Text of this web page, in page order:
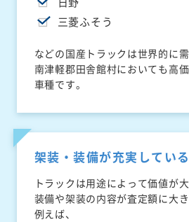
三菱ふそう
などの国産トラックは世界的に
南津軽郡田舎館村においても高
車種です。
架装・装備が充実してい
トラックは用途によって価値が
装備や架装の内容が査定額に大き
例えば、